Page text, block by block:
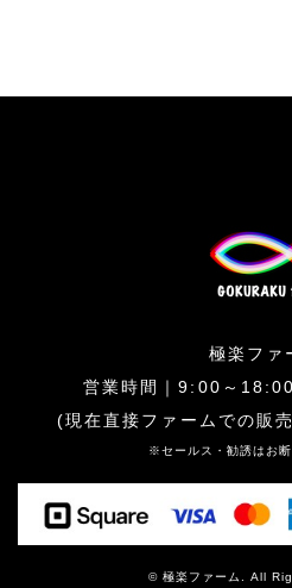
極楽ファ
営業時間｜9:00～18:00
(現在直接ファームでの販
※セールス・勧誘はお
© 極楽ファーム. All